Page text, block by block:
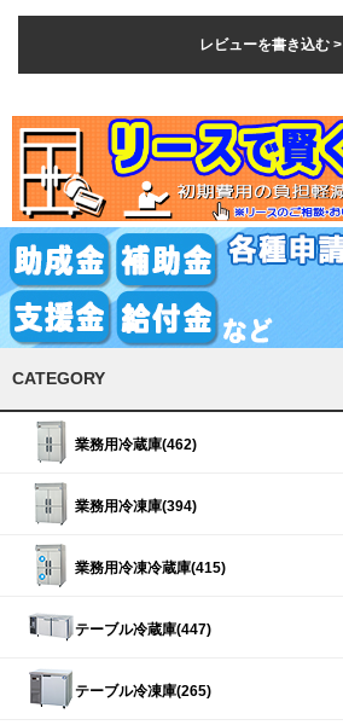
レビューを書き込む >
CATEGORY
業務用冷蔵庫(462)
業務用冷凍庫(394)
業務用冷凍冷蔵庫(415)
テーブル冷蔵庫(447)
テーブル冷凍庫(265)